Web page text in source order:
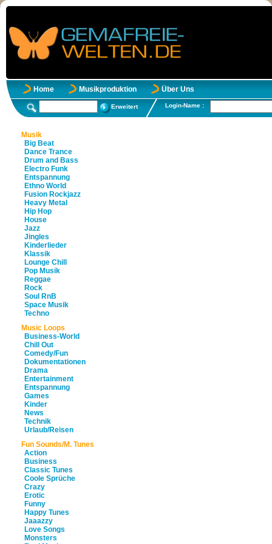
Home Musikproduktion Über Uns
Erweitert Login-Name :
Musik
Big Beat
Dance Trance
Drum and Bass
Electro Funk
Entspannung
Ethno World
Fusion Rockjazz
Heavy Metal
Hip Hop
House
Jazz
Jingles
Kinderlieder
Klassik
Lounge Chill
Pop Musik
Reggae
Rock
Soul RnB
Space Musik
Techno
Music Loops
Business-World
Chill Out
Comedy/Fun
Dokumentationen
Drama
Entertainment
Entspannung
Games
Kinder
News
Technik
Urlaub/Reisen
Fun Sounds/M. Tunes
Action
Business
Classic Tunes
Coole Sprüche
Crazy
Erotic
Funny
Happy Tunes
Jaaazzy
Love Songs
Monsters